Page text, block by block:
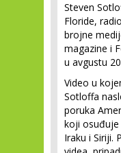
Steven
Floride,
brojne
magazine i
u avgustu
Video u
Sotloffa
poruka
koji osuđuje
Iraku i Siriji.